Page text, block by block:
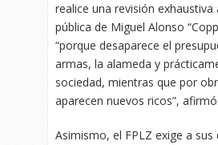
realice una revisión exhaustiva
pública de Miguel Alonso
“porque desaparece el
armas, la alameda y
sociedad, mientras que por
aparecen nuevos ricos”, afirmó.
Asimismo, el FPLZ exige a sus